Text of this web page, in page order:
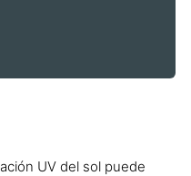
UV del sol puede